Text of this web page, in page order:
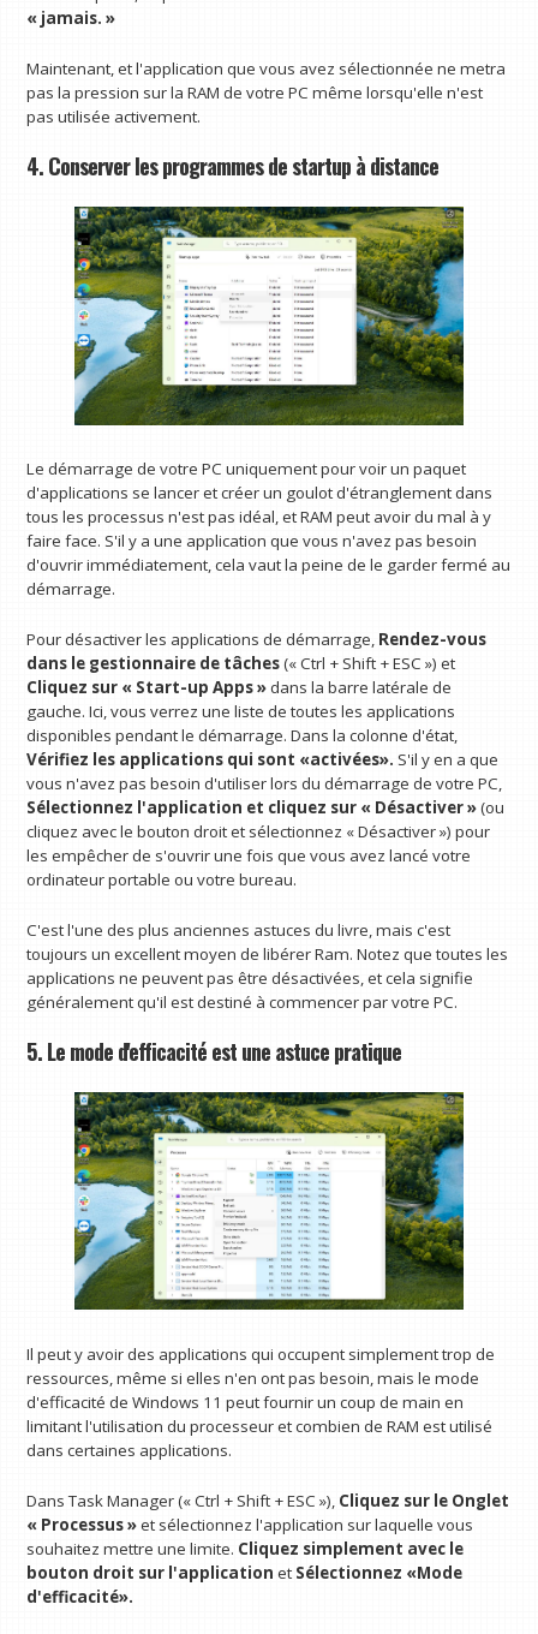
« jamais. »
Maintenant, et l'application que vous avez sélectionnée ne metra
pas la pression sur la RAM de votre PC même lorsqu'elle n'est
pas utilisée activement.
4. Conserver les programmes de startup à distance
Le démarrage de votre PC uniquement pour voir un paquet
d'applications se lancer et créer un goulot d'étranglement dans
tous les processus n'est pas idéal, et RAM peut avoir du mal à y
faire face. S'il y a une application que vous n'avez pas besoin
d'ouvrir immédiatement, cela vaut la peine de le garder fermé au
démarrage.
Pour désactiver les applications de démarrage, Rendez-vous
dans le gestionnaire de tâches(« Ctrl + Shift + ESC ») et
Cliquez sur « Start-up Apps »dans la barre latérale de
gauche. Ici, vous verrez une liste de toutes les applications
disponibles pendant le démarrage. Dans la colonne d'état,
Vérifiez les applications qui sont «activées». S'il y en a que
vous n'avez pas besoin d'utiliser lors du démarrage de votre PC,
Sélectionnez l'application et cliquez sur « Désactiver »(ou
cliquez avec le bouton droit et sélectionnez « Désactiver ») pour
les empêcher de s'ouvrir une fois que vous avez lancé votre
ordinateur portable ou votre bureau.
C'est l'une des plus anciennes astuces du livre, mais c'est
toujours un excellent moyen de libérer Ram. Notez que toutes les
applications ne peuvent pas être désactivées, et cela signifie
généralement qu'il est destiné à commencer par votre PC.
5. Le mode d'efficacité est une astuce pratique
Il peut y avoir des applications qui occupent simplement trop de
ressources, même si elles n'en ont pas besoin, mais le mode
d'efficacité de Windows 11 peut fournir un coup de main en
limitant l'utilisation du processeur et combien de RAM est utilisé
dans certaines applications.
Dans Task Manager (« Ctrl + Shift + ESC »), Cliquez sur le Onglet
« Processus »et sélectionnez l'application sur laquelle vous
souhaitez mettre une limite. Cliquez simplement avec le
bouton droit sur l'application et Sélectionnez «Mode
d'efficacité».